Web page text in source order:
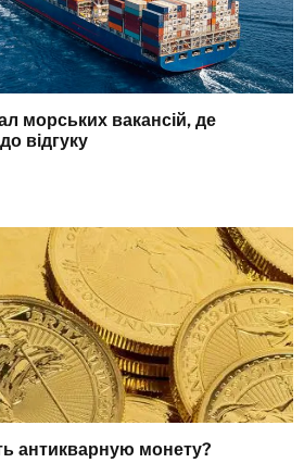
морських вакансій, де
відгуку
антикварную монету?